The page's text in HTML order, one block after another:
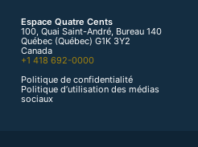
Espace Quatre Cents
100, Quai Saint-André, Bureau 140
Québec (Québec) G1K 3Y2
Canada
+1 418 692-0000
Politique de confidentialité
Politique d’utilisation des médias
sociaux